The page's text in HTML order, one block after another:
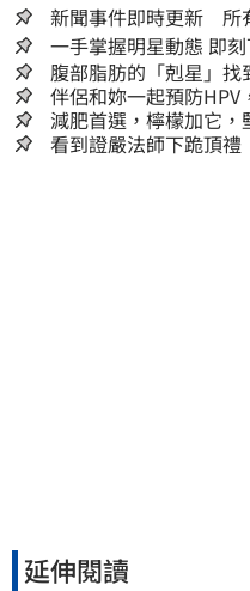
新聞事件即時更新 所
一手掌
腹部脂肪的「剋星」
囊，瘦出小蠻腰
伴侶和妳一起預防HPV
減肥首選，檸檬加它
人生
看到證嚴法師下跪頂
延伸閱讀